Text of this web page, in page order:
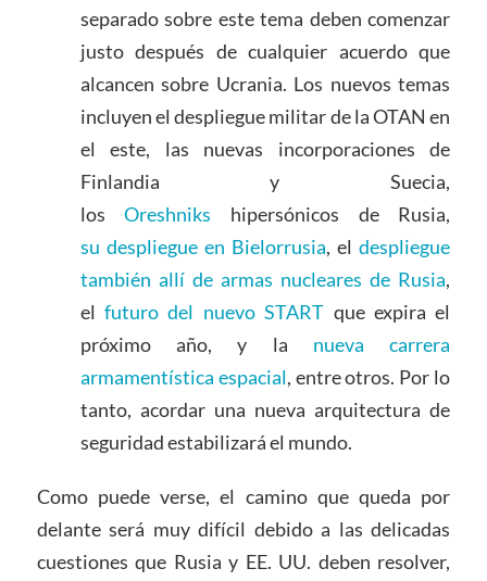
separado sobre este tema deben comenzar
justo después de cualquier acuerdo que
alcancen sobre Ucrania. Los nuevos temas
incluyen el despliegue militar de la OTAN en
el este, las nuevas incorporaciones de
Finlandia y Suecia,
losOreshniks hipersónicos de Rusia,
su despliegue en Bielorrusia, eldespliegue
también allí de armas nucleares de Rusia,
el futuro del nuevo START que expira el
próximo año, y la nueva carrera
armamentística espacial, entre otros. Por lo
tanto, acordar una nueva arquitectura de
seguridad estabilizará el mundo.
Como puede verse, el camino que queda por
delante será muy difícil debido a las delicadas
cuestiones que Rusia y EE. UU. deben resolver,